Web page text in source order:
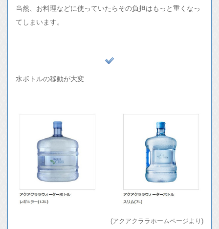
当然、お料理などに使っていたらその負担はもっと重くなっ
てしまいます。
水ボトルの移動が大変
(アクアクララホームページより)